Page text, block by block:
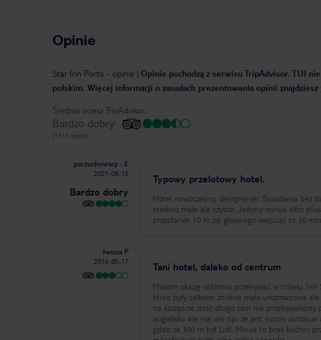
Opinie
Star Inn Porto - opinie | Opinie pochodzą z serwisu TripAdvisor. TUI
polskim. Więcej informacji o zasadach prezentowania opinii znajdziesz
Średnia ocena TripAdvisor:
Bardzo dobry
(1113 opinii)
parzuchowscy - E
2021-08-15
Bardzo dobry
Typowy przelotowy hotel.
Hotel nowoczesny, designerski. Śniadania bez
średnio małe ale czyste. Jedyny minus albo
przystanek 10 m od głównego wejścia) to 30
Iwona P
2016-05-17
Tani hotel, daleko od centrum
Miałam okazję ostatnio przebywać w hotelu
które były całkiem znośne mało urozmaicone
na szczęście dość długo tam nie
angielsku ale nie wie np, ze jest nocny
gdzie za 300 m był Lidl. Minus to brak kuchni